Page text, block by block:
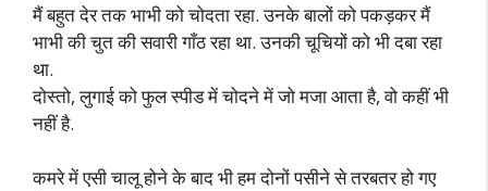
मैं बहुत देर तक भाभी को चोदता रहा. उनके बालों को पकड़कर मैं
भाभी की चुत की सवारी गाँठ रहा था. उनकी चूचियों को भी दबा रहा
था.
दोस्तो, लुगाई को फुल स्पीड में चोदने में जो मजा आता है, वो कहीं भी
नहीं है.
कमरे में एसी चालू होने के बाद भी हम दोनों पसीने से तरबतर हो गए